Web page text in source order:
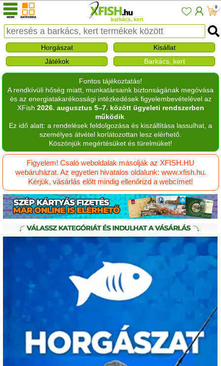
barkács, kert
0
Horgászat
Kisállat
Játékok
Barkács, kert
Fontos tájékoztatás!
A rendkívüli hőség miatt, munkatársaink biztonságának megóvása
és az energiatakarékossági intézkedések figyelembevételével az
XFish 2026. augusztus 5–7. között ügyeleti rendszerben
működik.
Ez idő alatt: a rendelések feldolgozása és kiszállítása lassulhat, a
személyes átvétel korlátozottan lesz elérhető.
Köszönjük megértésüket és türelmüket!
Figyelem! Csaló weboldalak másolják az XFISH.HU
webáruházat. Az egyetlen hivatalos oldalunk: www.xfish.hu.
Kérjük, vásárlás előtt mindig ellenőrizd a webcímet!